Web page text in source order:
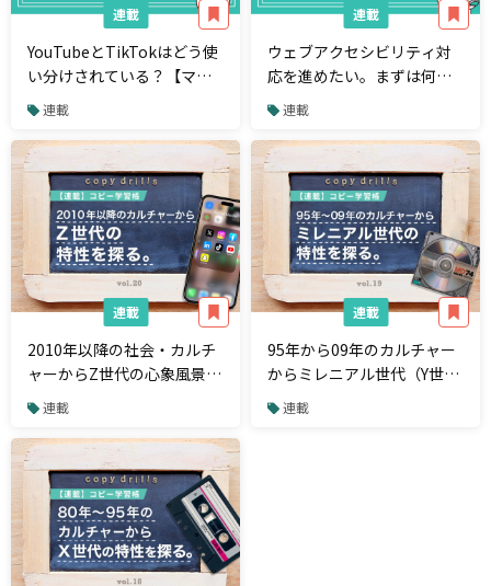
連載
YouTubeとTikTokはどう使
い分けされている？【マー
ケティングQ&A】
連載
連載
ウェブアクセシビリティ対
応を進めたい。まずは何に
取り組めばいい？【マーケ
連載
連載
2010年以降の社会・カルチ
ャーからZ世代の心象風景を
探る。今最注目される世代
は？
連載
連載
95年から09年のカルチャー
からミレニアル世代（Y世
代）の心象風景を探る。停
連載